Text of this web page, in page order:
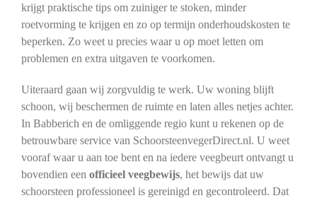
krijgt praktische tips om zuiniger te stoken, minder
roetvorming te krijgen en zo op termijn onderhoudskosten te
beperken. Zo weet u precies waar u op moet letten om
problemen en extra uitgaven te voorkomen.
Uiteraard gaan wij zorgvuldig te werk. Uw woning blijft
schoon, wij beschermen de ruimte en laten alles netjes achter.
In Babberich en de omliggende regio kunt u rekenen op de
betrouwbare service van SchoorsteenvegerDirect.nl. U weet
vooraf waar u aan toe bent en na iedere veegbeurt ontvangt u
bovendien een officieel veegbewijs, het bewijs dat uw
schoorsteen professioneel is gereinigd en gecontroleerd. Dat